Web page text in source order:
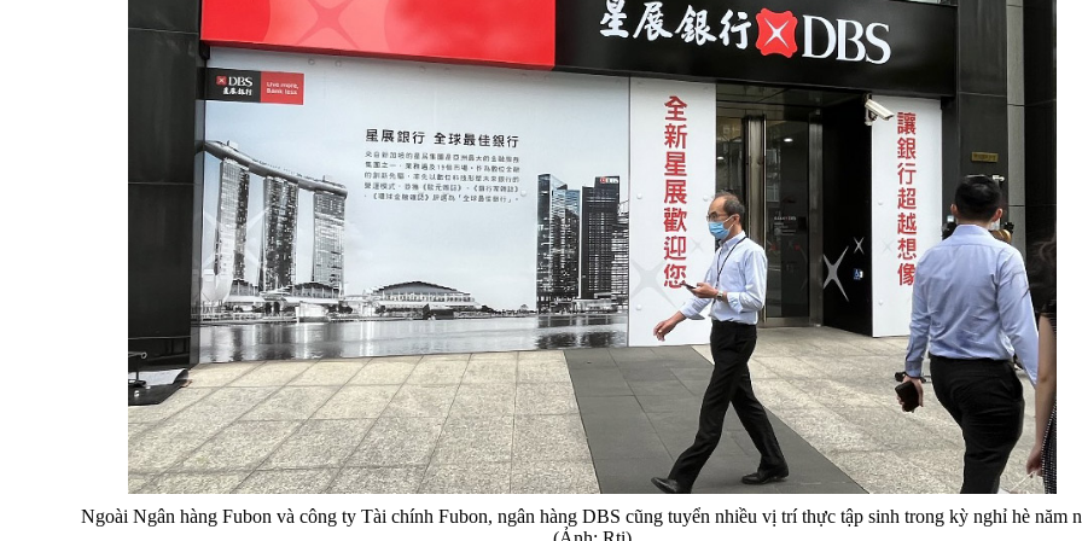
Ngoài Ngân hàng Fubon và công ty Tài chính Fubon, ngân hàng DBS cũng tuyển nhiều vị trí thực tập sinh trong kỳ nghỉ hè năm